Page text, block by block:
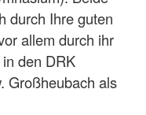
durch Ihre guten
allem durch ihr
den DRK
Großheubach als